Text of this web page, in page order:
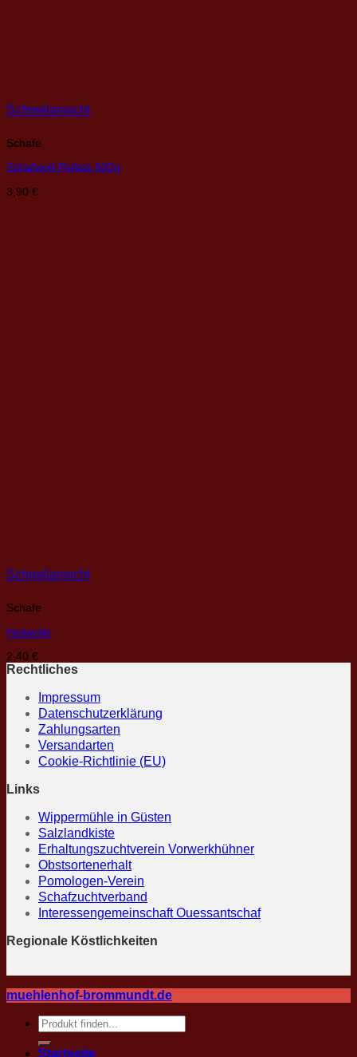
Schnellansicht
Schafe
Schafwoll-Pellets 500g
3,90 €
Schnellansicht
Schafe
Heilwolle
2,40 €
Rechtliches
Impressum
Datenschutzerklärung
Zahlungsarten
Versandarten
Cookie-Richtlinie (EU)
Links
Wippermühle in Güsten
Salzlandkiste
Erhaltungszuchtverein Vorwerkhühner
Obstsortenerhalt
Pomologen-Verein
Schafzuchtverband
Interessengemeinschaft Ouessantschaf
Regionale Köstlichkeiten
muehlenhof-brommundt.de
Suche
nach:
Startseite